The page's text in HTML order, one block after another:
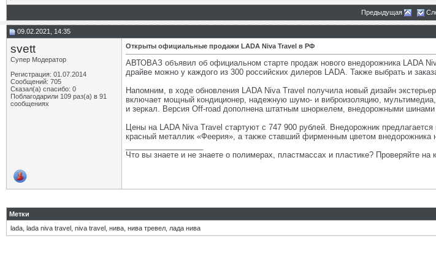
Предыдущая
09.02.2021, 14:35
svett
Супер Модератор
Регистрация: 01.07.2014
Сообщений: 705
Сказал(а) спасибо: 0
Поблагодарили 109 раз(а) в 91
сообщениях
Открыты официальные продажи LADA Niva Travel в РФ
АВТОВАЗ объявил об официальном старте продаж нового внедорожника LADA
драйве можно у каждого из 300 российских дилеров LADA. Также выбрать и
Напомним, в ходе обновления LADA Niva Travel получила новый дизайн
включает мощный кондиционер, надежную шумо- и виброизоляцию,
и зеркал. Версия Off-road дополнена штатным шноркелем, внедорожными шинами
Цены на LADA Niva Travel стартуют с 747 900 рублей. Внедорожник
красный металлик «Феерия», а также ставший фирменным цветом внедорожника
Что вы знаете и не знаете о полимерах, пластмассах и пластике? Проверяйте на
Метки
lada lada niva travel niva travel нива нива тревел лада нива